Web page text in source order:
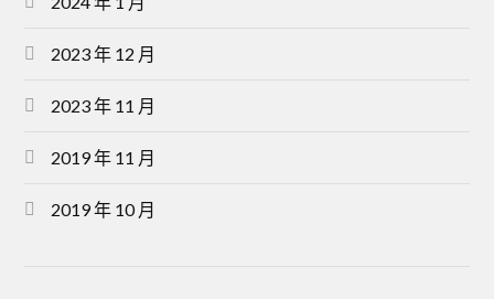
2023 年 12 月
2023 年 11 月
2019 年 11 月
2019 年 10 月